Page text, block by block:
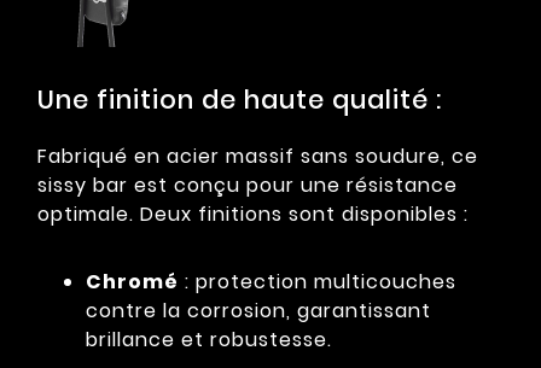
Une finition de haute qualité :
Fabriqué en acier massif sans soudure, ce
sissy bar est conçu pour une résistance
optimale. Deux finitions sont disponibles :
Chromé : protection multicouches
contre la corrosion, garantissant
brillance et robustesse.